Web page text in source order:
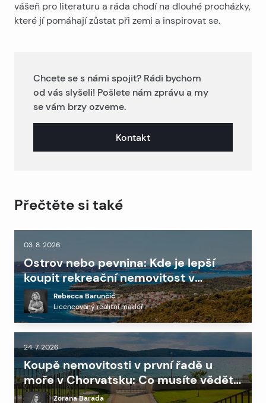
vášeň pro literaturu a ráda chodí na dlouhé procházky,
které jí pomáhají zůstat při zemi a inspirovat se.
Chcete se s námi spojit? Rádi bychom
od vás slyšeli! Pošlete nám zprávu a my
se vám brzy ozveme.
Kontakt
Přečtěte si také
03. 8. 2026
Ostrov nebo pevnina: Kde je lepší
koupit rekreační nemovitost v
Dalmácii?Rebecca Barunčić
Licencovaný realitní makléř
24. 7. 2026
Koupě nemovitosti v první řadě u
moře v Chorvatsku: Co musíte vědět
před investicí
Zorana Barada